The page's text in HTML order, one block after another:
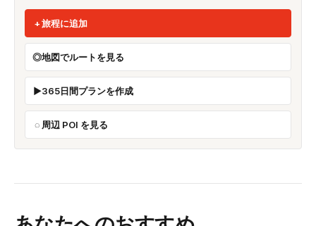
旅程に追加
地図でルートを見る
365日間プランを作成
周辺 POI を見る